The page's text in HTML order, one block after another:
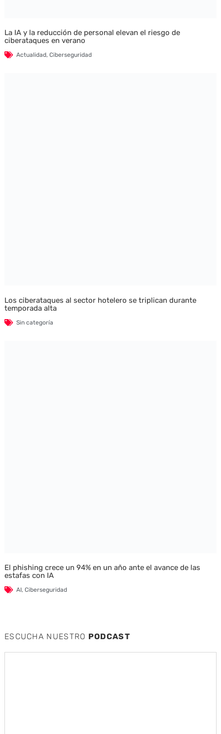
La IA y la reducción de personal elevan el riesgo de
ciberataques en verano
Actualidad, Ciberseguridad
Los ciberataques al sector hotelero se triplican durante
temporada alta
Sin categoría
El phishing crece un 94% en un año ante el avance de las
estafas con IA
AI, Ciberseguridad
ESCUCHA NUESTRO PODCAST